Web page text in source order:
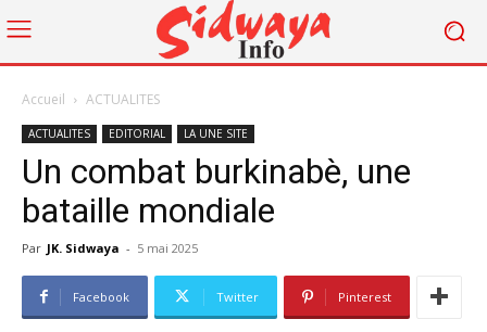
Accueil ACTUALITES
ACTUALITES EDITORIAL LA UNE SITE
Un combat burkinabè, une
bataille mondiale
Par JK. Sidwaya - 5 mai 2025
Facebook Twitter Pinterest